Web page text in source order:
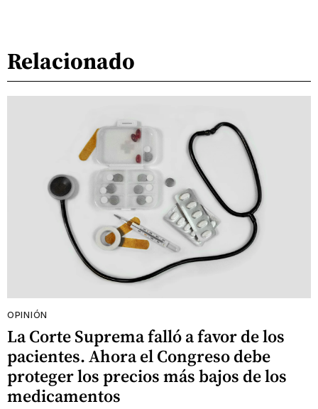
Relacionado
OPINIÓN
La Corte Suprema falló a favor de los
pacientes. Ahora el Congreso debe
proteger los precios más bajos de los
medicamentos